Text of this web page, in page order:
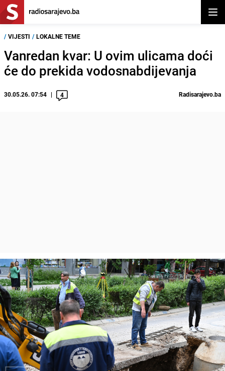
/ VIJESTI / LOKALNE TEME
Vanredan kvar: U ovim ulicama doći
će do prekida vodosnabdijevanja
30.05.26. 07:54 4 Radisarajevo.ba